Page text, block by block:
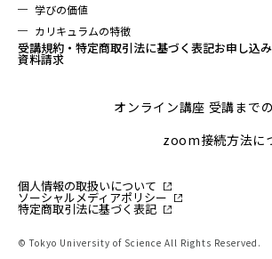
学びの価値
カリキュラムの特徴
受講規約・特定商取引法に基づく表記お申し込
資料請求
オンライン講座 受講まで
zoom接続方法に
個人情報の取扱いについて
ソーシャルメディアポリシー
特定商取引法に基づく表記
© Tokyo University of Science All Rights Reserved.